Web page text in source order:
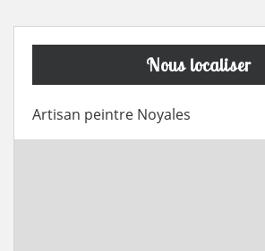
Nous localiser
Artisan peintre Noyales